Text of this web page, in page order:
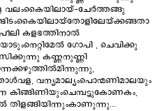
ചേർത്തങ്ങു
കളഭത്തിനാൽ
ഗോപി , ചെവിക്കു
കണ്ണനുണ്ണി
വന്യമാല്യംപൊന്മണിമാലയും
കിങ്ങിണിയുംചെമ്പട്ടുകോണകം,
തിളങ്ങിയിന്നുംകാണുന്നു...